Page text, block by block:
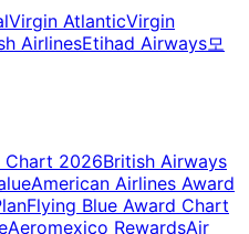
Virgin AtlanticVirgin
AirlinesEtihad Airways모
Chart 2026British Airways
American Airlines Award
Flying Blue Award Chart
Aeromexico RewardsAir